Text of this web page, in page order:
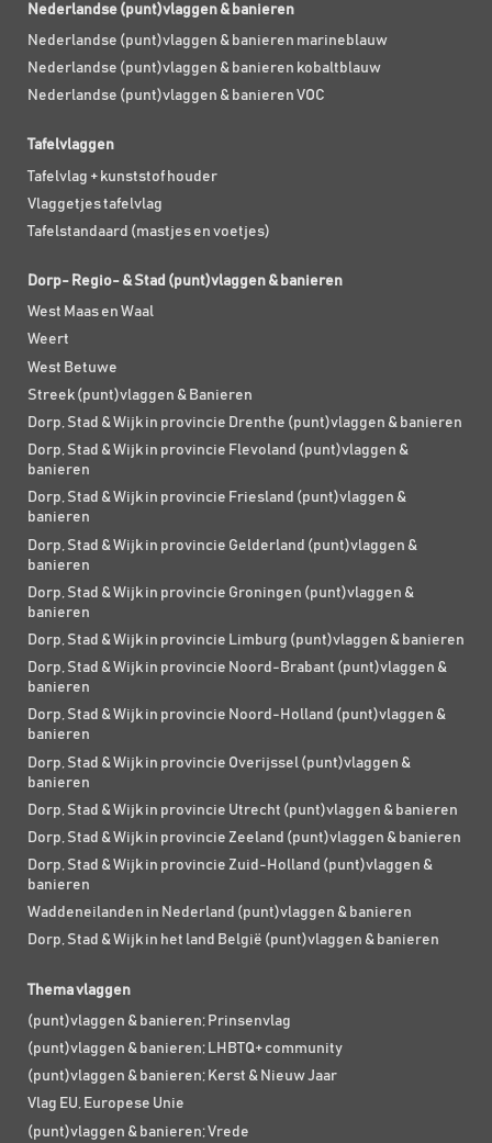
Nederlandse (punt)vlaggen & banieren
Nederlandse (punt)vlaggen & banieren marineblauw
Nederlandse (punt)vlaggen & banieren kobaltblauw
Nederlandse (punt)vlaggen & banieren VOC
Tafelvlaggen
Tafelvlag + kunststof houder
Vlaggetjes tafelvlag
Tafelstandaard (mastjes en voetjes)
Dorp- Regio- & Stad (punt)vlaggen & banieren
West Maas en Waal
Weert
West Betuwe
Streek (punt)vlaggen & Banieren
Dorp, Stad & Wijk in provincie Drenthe (punt)vlaggen & banieren
Dorp, Stad & Wijk in provincie Flevoland (punt)vlaggen &
banieren
Dorp, Stad & Wijk in provincie Friesland (punt)vlaggen &
banieren
Dorp, Stad & Wijk in provincie Gelderland (punt)vlaggen &
banieren
Dorp, Stad & Wijk in provincie Groningen (punt)vlaggen &
banieren
Dorp, Stad & Wijk in provincie Limburg (punt)vlaggen & banieren
Dorp, Stad & Wijk in provincie Noord-Brabant (punt)vlaggen &
banieren
Dorp, Stad & Wijk in provincie Noord-Holland (punt)vlaggen &
banieren
Dorp, Stad & Wijk in provincie Overijssel (punt)vlaggen &
banieren
Dorp, Stad & Wijk in provincie Utrecht (punt)vlaggen & banieren
Dorp, Stad & Wijk in provincie Zeeland (punt)vlaggen & banieren
Dorp, Stad & Wijk in provincie Zuid-Holland (punt)vlaggen &
banieren
Waddeneilanden in Nederland (punt)vlaggen & banieren
Dorp, Stad & Wijk in het land België (punt)vlaggen & banieren
Thema vlaggen
(punt)vlaggen & banieren; Prinsenvlag
(punt)vlaggen & banieren; LHBTQ+ community
(punt)vlaggen & banieren; Kerst & Nieuw Jaar
Vlag EU, Europese Unie
(punt)vlaggen & banieren; Vrede